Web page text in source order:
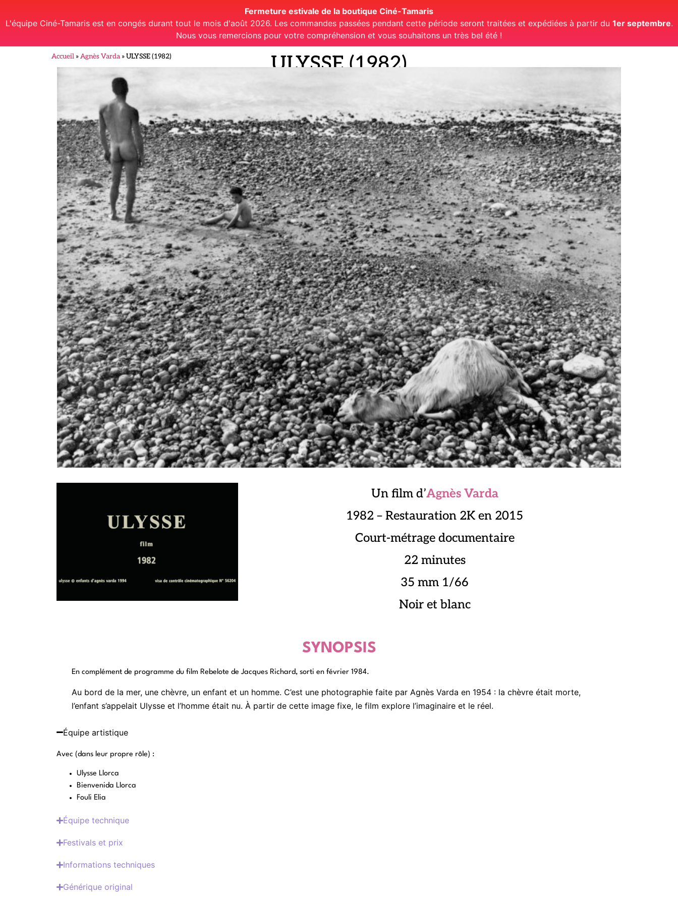
Fermeture estivale de la boutique Ciné-Tamaris
L'équipe Ciné-Tamaris est en congés durant tout le mois d'août 2026. Les commandes passées pendant cette période seront traitées et expédiées à partir du 1er septembre.
Nous vous remercions pour votre compréhension et vous souhaitons un très bel été !
Accueil »Agnès Varda »ULYSSE (1982) ULYSSE (1982)
Un film d’Agnès Varda
1982 – Restauration 2K en 2015
Court-métrage documentaire
22 minutes
35 mm 1/66
Noir et blanc
SYNOPSIS
En complément de programme du film Rebelote de Jacques Richard, sorti en février 1984.
Au bord de la mer, une chèvre, un enfant et un homme. C’est une photographie faite par Agnès Varda en 1954 : la chèvre était morte,
l’enfant s’appelait Ulysse et l’homme était nu. À partir de cette image fixe, le film explore l’imaginaire et le réel.
Équipe artistique
Avec (dans leur propre rôle) :
Ulysse Llorca
Bienvenida Llorca
Fouli Elia
Équipe technique
Festivals et prix
Informations techniques
Générique original